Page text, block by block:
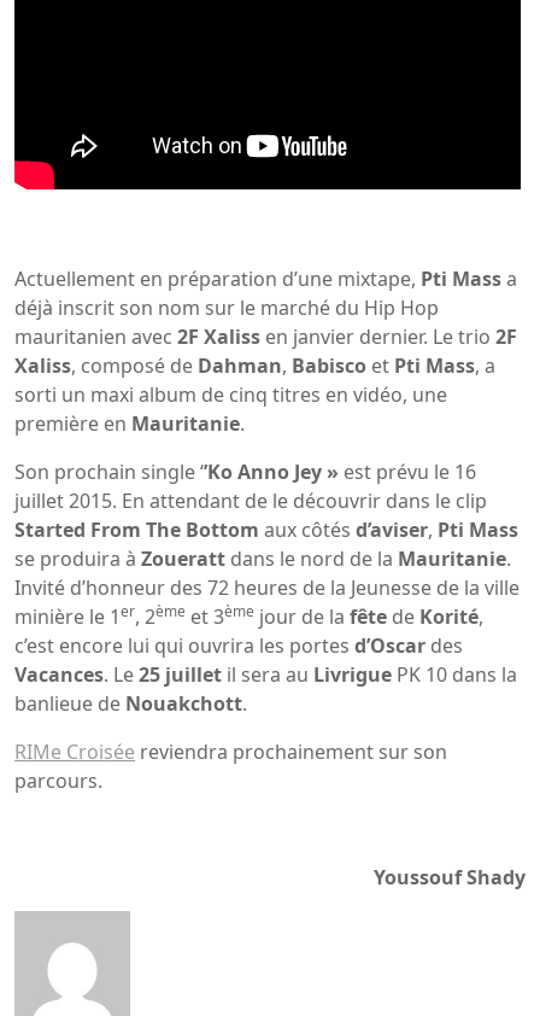
Actuellement en préparation d’une mixtape, Pti Massa
déjà inscrit son nom sur le marché du Hip Hop
mauritanien avec 2F Xaliss en janvier dernier. Le trio 2F
Xaliss, composé de Dahman, Babisco et Pti Mass, a
sorti un maxi album de cinq titres en vidéo, une
première en Mauritanie.
Son prochain single ‘’KoAnno Jey » est prévu le 16
juillet 2015. En attendant de le découvrir dans le clip
Started From The Bottom aux côtés d’aviser, Pti Mass
se produira à Zoueratt dans le nord de la Mauritanie.
Invité d’honneur des 72 heures de la Jeunesse de la ville
minière le 1er, 2ème et 3ème jour de la fête de Korité,
c’est encore lui qui ouvrira les portes d’Oscar des
Vacances. Le25 juillet il sera au Livrigue PK 10 dans la
banlieue de Nouakchott.
RIMe Croisée reviendra prochainement sur son
parcours.
Youssouf Shady